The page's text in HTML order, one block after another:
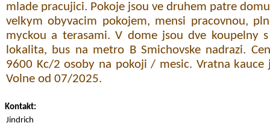
mlade pracujici. Pokoje jsou ve druhem patre
velkym obyvacim pokojem, mensi pracovnou,
myckou a terasami. V dome jsou dve koupelny
lokalita, bus na metro B Smichovske nadrazi.
9600 Kc/2 osoby na pokoji / mesic. Vratna kauce
Volne od 07/2025.
Kontakt:
Jindrich